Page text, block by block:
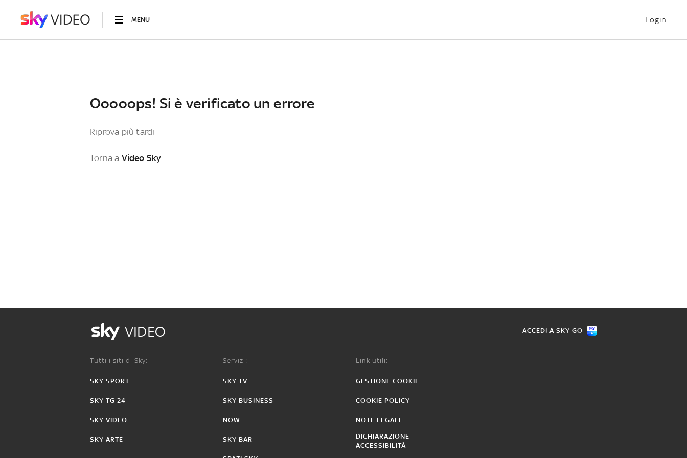
MENU Login
Ooooops! Si è verificato un errore
Riprova più tardi
Torna a Video Sky
VIDEO ACCEDI A SKY GO
Tutti i siti di Sky:
SKY SPORT
SKY TG 24
SKY VIDEO
SKY ARTE
Servizi:
SKY TV
SKY BUSINESS
NOW
SKY BAR
Link utili:
GESTIONE COOKIE
COOKIE POLICY
NOTE LEGALI
DICHIARAZIONE
ACCESSIBILITÀ